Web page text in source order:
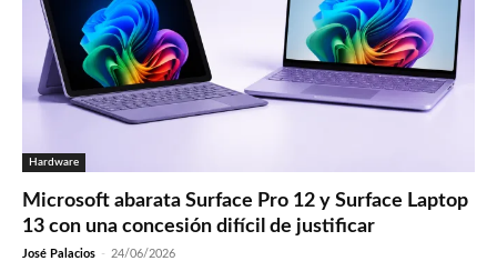
Hardware
Microsoft abarata Surface Pro 12 y Surface Laptop
13 con una concesión difícil de justificar
José Palacios - 24/06/2026